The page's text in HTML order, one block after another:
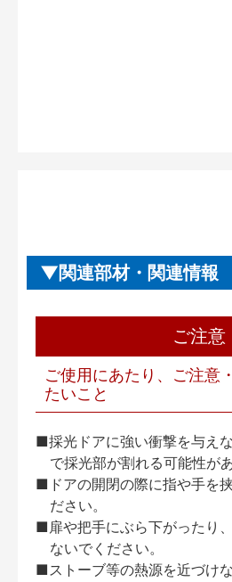
関連部材・関連情報
ご注意
ご使用にあたり、ご注意
たいこと
■採光ドアに強い衝撃を与え
で採光部が割れる可能性が
■ドアの開閉の際に指や手を
ださい。
■扉や把手にぶら下がったり
ないでください。
■ストーブ等の熱源を近づけ